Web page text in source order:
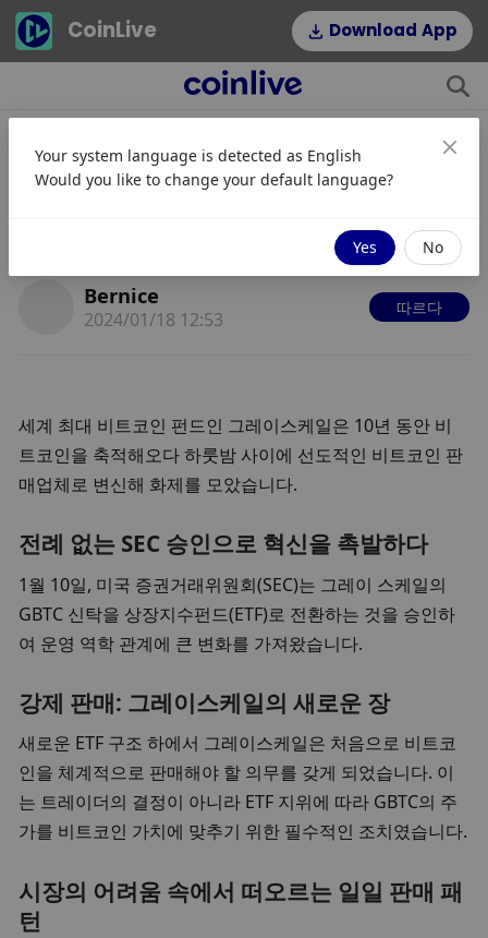
CoinLive Download App
그레이스케일의 역사적 전환: 비트코
Bernice
2024/01/18 12:53
따르다
세계 최대 비트코인 펀드인 그레이스케일은 10년 동안 비
트코인을 축적해오다 하룻밤 사이에 선도적인 비트코인 판
매업체로 변신해 화제를 모았습니다.
전례 없는 SEC 승인으로 혁신을 촉발하다
1월 10일, 미국 증권거래위원회(SEC)는 그레이 스케일의
GBTC 신탁을 상장지수펀드(ETF)로 전환하는 것을 승인하
여 운영 역학 관계에 큰 변화를 가져왔습니다.
강제 판매: 그레이스케일의 새로운 장
새로운 ETF 구조 하에서 그레이스케일은 처음으로 비트코
인을 체계적으로 판매해야 할 의무를 갖게 되었습니다. 이
는 트레이더의 결정이 아니라 ETF 지위에 따라 GBTC의 주
가를 비트코인 가치에 맞추기 위한 필수적인 조치였습니다.
시장의 어려움 속에서 떠오르는 일일 판매 패
턴
Your system language is detected as English
Would you like to change your default language?
Yes No